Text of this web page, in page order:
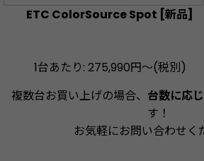
ETC ColorSource Spot [新品]
1台あたり: 275,990円〜(税別)
複数台お買い上げの場合、 台数に応
す！
お気軽にお問い合わせく